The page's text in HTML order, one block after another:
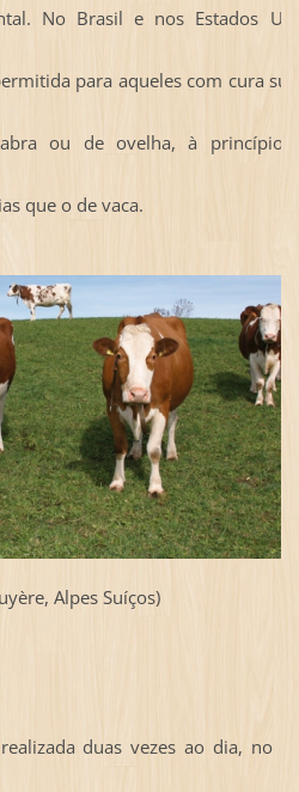
No Brasil e nos Estados
para aqueles com cura
ou de ovelha, à princípio,
que o de vaca.
Suíços)
duas vezes ao dia, no